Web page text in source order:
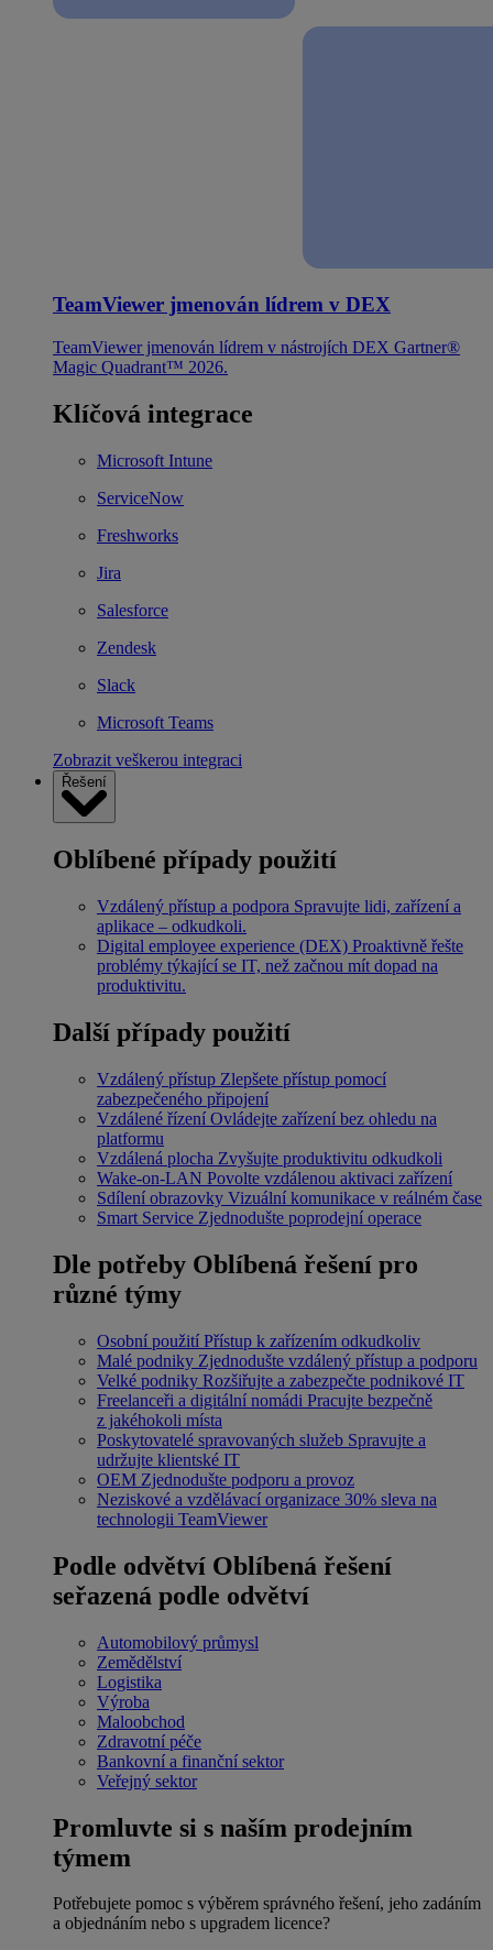
TeamViewer jmenován lídrem v DEX
TeamViewer jmenován lídrem v nástrojích DEX Gartner®
Magic Quadrant™ 2026.
Klíčová integrace
Microsoft Intune
ServiceNow
Freshworks
Jira
Salesforce
Zendesk
Slack
Microsoft Teams
Zobrazit veškerou integraci
Řešení
Oblíbené případy použití
Vzdálený přístup a podpora Spravujte lidi, zařízení a
aplikace – odkudkoli.
Digital employee experience (DEX) Proaktivně řešte
problémy týkající se IT, než začnou mít dopad na
produktivitu.
Další případy použití
Vzdálený přístup Zlepšete přístup pomocí
zabezpečeného připojení
Vzdálené řízení Ovládejte zařízení bez ohledu na
platformu
Vzdálená plocha Zvyšujte produktivitu odkudkoli
Wake-on-LAN Povolte vzdálenou aktivaci zařízení
Sdílení obrazovky Vizuální komunikace v reálném čase
Smart Service Zjednodušte poprodejní operace
Dle potřeby Oblíbená řešení pro
různé týmy
Osobní použití Přístup k zařízením odkudkoliv
Malé podniky Zjednodušte vzdálený přístup a podporu
Velké podniky Rozšiřujte a zabezpečte podnikové IT
Freelanceři a digitální nomádi Pracujte bezpečně
z jakéhokoli místa
Poskytovatelé spravovaných služeb Spravujte a
udržujte klientské IT
OEM Zjednodušte podporu a provoz
Neziskové a vzdělávací organizace 30% sleva na
technologii TeamViewer
Podle odvětví Oblíbená řešení
seřazená podle odvětví
Automobilový průmysl
Zemědělství
Logistika
Výroba
Maloobchod
Zdravotní péče
Bankovní a finanční sektor
Veřejný sektor
Promluvte si s naším prodejním
týmem
Potřebujete pomoc s výběrem správného řešení, jeho zadáním
a objednáním nebo s upgradem licence?